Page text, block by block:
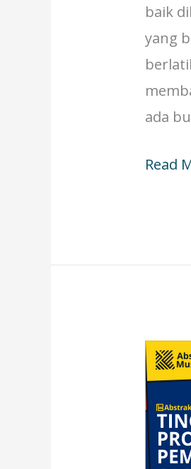
baik
yang
ada
Read
APA